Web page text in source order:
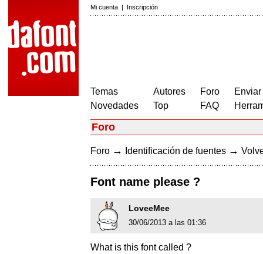
Mi cuenta | Inscripción
Temas
Novedades
Autores
Top
Foro
FAQ
Foro
Foro → Identificación de fuentes →
Font name please ?
LoveeMee
30/06/2013 a las 01:36
What is this font called ?